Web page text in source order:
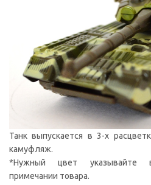
Танк выпускается в 3-х
камуфляж.
*Нужный цвет указывайте
примечании товара.